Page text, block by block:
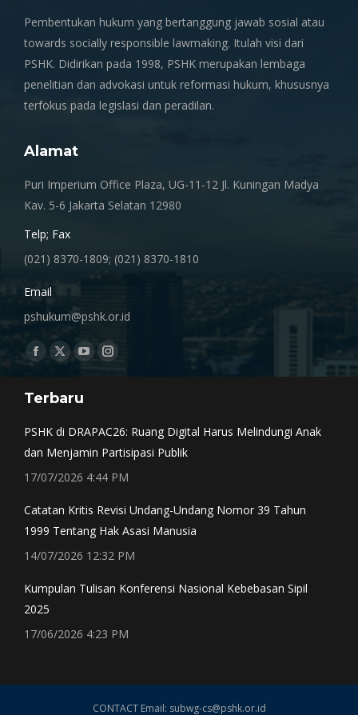
Pembentukan hukum yang bertanggung jawab sosial atau
towards socially responsible lawmaking. Itulah visi dari
PSHK. Didirikan pada 1998, PSHK merupakan lembaga
penelitian dan advokasi untuk reformasi hukum, khususnya
terfokus pada legislasi dan peradilan.
Alamat
Puri Imperium Office Plaza, UG-11-12 Jl. Kuningan Madya
Kav. 5-6 Jakarta Selatan 12980
Telp; Fax
(021) 8370-1809; (021) 8370-1810
Email
pshukum@pshk.or.id
Find us on:
Facebook
opens
window
X
opens
window
YouTube
opens
Instagram
window
Terbaru
PSHK di DRAPAC26: Ruang Digital Harus Melindungi Anak
dan Menjamin Partisipasi Publik
17/07/2026 4:44 PM
Catatan Kritis Revisi Undang-Undang Nomor 39 Tahun
1999 Tentang Hak Asasi Manusia
14/07/2026 12:32 PM
Kumpulan Tulisan Konferensi Nasional Kebebasan Sipil
2025
17/06/2026 4:23 PM
CONTACT Email: subwg-cs@pshk.or.id